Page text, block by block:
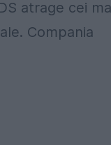
atrage cei
Compania